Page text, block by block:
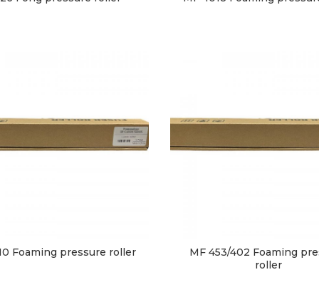
Foaming pressure roller
MF 453/402 Foaming
roller